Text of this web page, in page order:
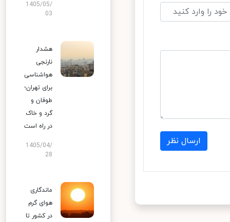
ارسال نظر
1405/05/
03
هشدار
نارنجی
هواشناسی
برای تهران؛
طوفان و
گرد و خاک
در راه است
1405/04/
28
ماندگاری
هوای گرم
در کشور تا